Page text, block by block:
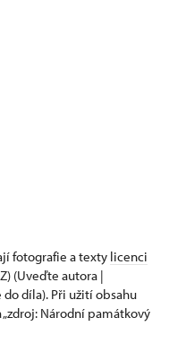
fotografie a texty licenci
(Uveďte autora |
díla). Při užití obsahu
Národní památkový